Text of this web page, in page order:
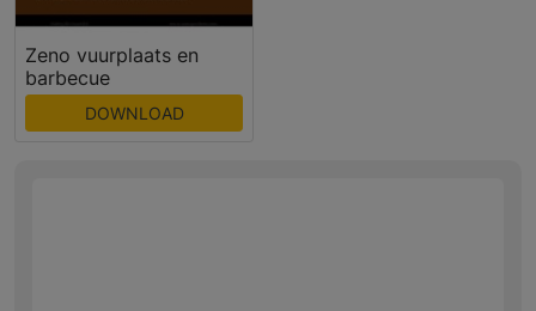
Zeno vuurplaats en
barbecue
DOWNLOAD